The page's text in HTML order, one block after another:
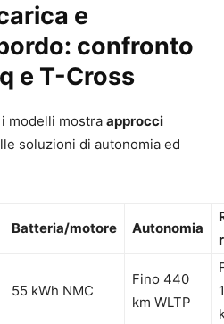
e
confronto
e T-Cross
i modelli mostra approcci
soluzioni di autonomia ed
Batteria/motore Autonomia
55 kWh NMC
Fino 440
km WLTP